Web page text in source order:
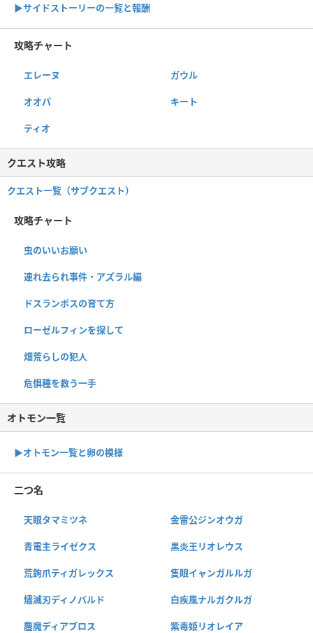
▶サイドストーリーの一覧と報酬
攻略チャート
エレーヌ ガウル
オオパ キート
ティオ
クエスト攻略
クエスト一覧（サブクエスト）
攻略チャート
虫のいいお願い
連れ去られ事件・アズラル編
ドスランポスの育て方
ローゼルフィンを探して
畑荒らしの犯人
危惧種を救う一手
オトモン一覧
▶︎オトモン一覧と卵の模様
二つ名
天眼タマミツネ 金雷公ジンオウガ
青電主ライゼクス 黒炎王リオレウス
荒鉤爪ティガレックス 隻眼イャンガルルガ
燼滅刃ディノバルド 白疾風ナルガクルガ
鏖魔ディアブロス 紫毒姫リオレイア